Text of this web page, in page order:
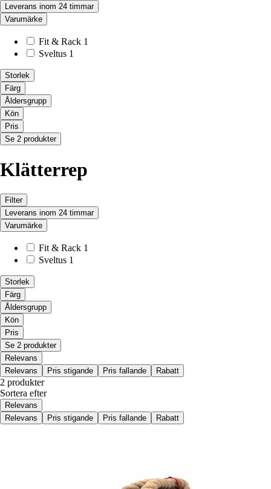
Leverans inom 24 timmar
Varumärke
Fit & Rack 1
Sveltus 1
Storlek
Färg
Åldersgrupp
Kön
Pris
Se 2 produkter
Klätterrep
Filter
Leverans inom 24 timmar
Varumärke
Fit & Rack 1
Sveltus 1
Storlek
Färg
Åldersgrupp
Kön
Pris
Se 2 produkter
Relevans
Relevans
Pris stigande Pris fallande Rabatt
2 produkter
Sortera efter
Relevans
Relevans
Pris stigande Pris fallande Rabatt